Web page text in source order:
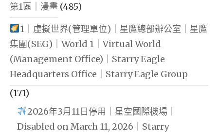
第1區｜漫畫 (485)
1｜虛擬世界(管理單位)｜星鷹總部辦公室｜星鷹
集團(SEG)｜World 1｜Virtual World
(Management Office)｜Starry Eagle
Headquarters Office｜Starry Eagle Group
(171)
2026年3月11日停用｜星空國際機場｜
Disabled on March 11, 2026｜Starry